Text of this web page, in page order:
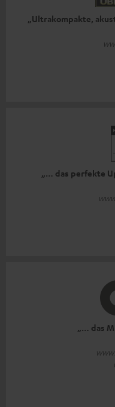
„Ultrakompakte,
„… das perfekte
„… das